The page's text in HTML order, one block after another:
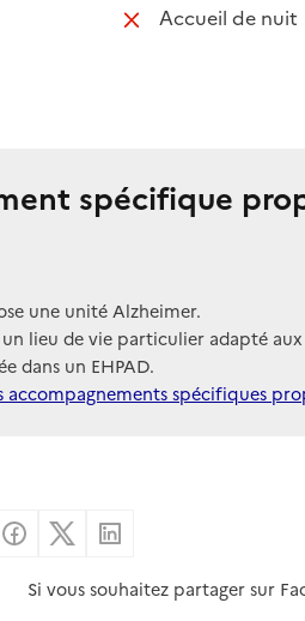
Accueil de nuit
:
spécifique
une unité Alzheimer.
lieu de vie particulier adapté
dans un EHPAD.
accompagnements spécifiques
Partager par email
Partager sur Facebook
Partager sur X
Si vous souhaitez partager sur